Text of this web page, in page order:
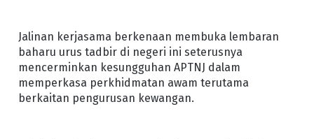
Jalinan kerjasama berkenaan membuka lembaran
baharu urus tadbir di negeri ini seterusnya
mencerminkan kesungguhan APTNJ dalam
memperkasa perkhidmatan awam terutama
berkaitan pengurusan kewangan.